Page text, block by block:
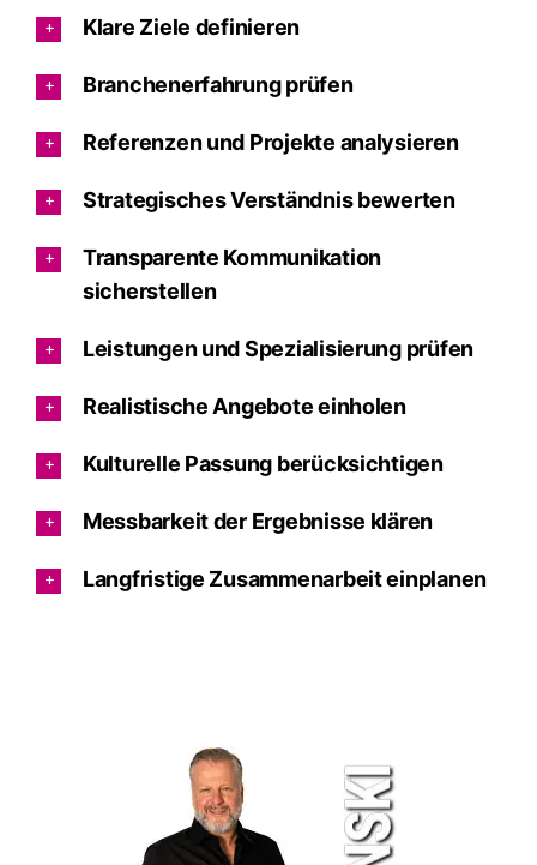
Klare Ziele definieren
Branchenerfahrung prüfen
Referenzen und Projekte analysieren
Strategisches Verständnis bewerten
Transparente Kommunikation
sicherstellen
Leistungen und Spezialisierung prüfen
Realistische Angebote einholen
Kulturelle Passung berücksichtigen
Messbarkeit der Ergebnisse klären
Langfristige Zusammenarbeit einplanen